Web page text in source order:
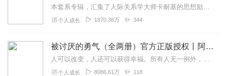
本套系专辑，汇集了人际关系学大师卡耐基的思想励志精华，收录《人性的弱点》《人性的优点》《语言的突破》《美好的人生》《快乐的人生》等所有经典！是卡耐基的经典合辑，...
个人成长 1870.38万 344
被讨厌的勇气（全两册）官方正版授权丨阿德勒心理学畅销经典｜幸福的勇气
人可以改变，人还可以获得幸福。所有人无一例外，都能如此。——阿德勒心理学一名深陷自卑、无能与不幸福的青年，听到了一名哲人主张的“世界无比单纯，人人都能幸福”便来...
个人成长 8086.61万 118